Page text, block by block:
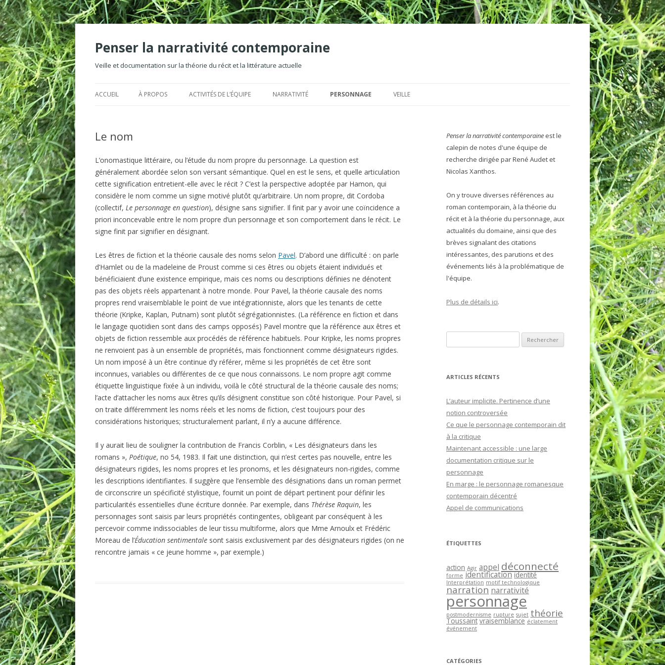
Penser la narrativité contemporaine
Veille et documentation sur la théorie du récit et la littérature actuelle
au
ACCUEIL À PROPOS ACTIVITÉS DE L’ÉQUIPE NARRATIVITÉ
HEINEN ET SOMMER
HUGLO
MOLINO ET LAFHAIL-MOLINO
RABATEL
RICOEUR
VILLENEUVE
FABLE
HISTOIRE
INTRIGUE
NARRATIVITÉ
RÉCIT
PERSONNAGE
GOLDMANN
GREIMAS
HAMON
JOUVE
LOTMAN
PAVEL
RICARDOU
ROBBE-GRILLET
ANTHROPOMORPHISME
CARACTÉRISATION
CATÉGORISATION
HÉROS
LE NOM
VEILLE
PARUTIONS 2013
PARUTIONS 2011
PARUTIONS 2005
PARUTIONS 2002
SITES DE RÉFÉRENCE
Le nom
L’onomastique littéraire, ou l’étude du nom propre du personnage. La question est
généralement abordée selon son versant sémantique. Quel en est le sens, et quelle articulation
cette signification entretient-elle avec le récit ? C’est la perspective adoptée par Hamon, qui
considère le nom comme un signe motivé plutôt qu’arbitraire. Un nom propre, dit Cordoba
(collectif, Le personnage en question), désigne sans signifier. Il finit par y avoir une coïncidence a
priori inconcevable entre le nom propre d’un personnage et son comportement dans le récit. Le
signe finit par signifier en désignant.
Les êtres de fiction et la théorie causale des noms selon Pavel. D’abord une difficulté : on parle
d’Hamlet ou de la madeleine de Proust comme si ces êtres ou objets étaient individués et
bénéficiaient d’une existence empirique, mais ces noms ou descriptions définies ne dénotent
pas des objets réels appartenant à notre monde. Pour Pavel, la théorie causale des noms
propres rend vraisemblable le point de vue intégrationniste, alors que les tenants de cette
théorie (Kripke, Kaplan, Putnam) sont plutôt ségrégationnistes. (La référence en fiction et dans
le langage quotidien sont dans des camps opposés) Pavel montre que la référence aux êtres et
objets de fiction ressemble aux procédés de référence habituels. Pour Kripke, les noms propres
ne renvoient pas à un ensemble de propriétés, mais fonctionnent comme désignateurs rigides.
Un nom imposé à un être continue d’y référer, même si les propriétés de cet être sont
inconnues, variables ou différentes de ce que nous connaissons. Le nom propre agit comme
étiquette linguistique fixée à un individu, voilà le côté structural de la théorie causale des noms;
l’acte d’attacher les noms aux êtres qu’ils désignent constitue son côté historique. Pour Pavel, si
on traite différemment les noms réels et les noms de fiction, c’est toujours pour des
considérations historiques; structuralement parlant, il n’y a aucune différence.
Il y aurait lieu de souligner la contribution de Francis Corblin, « Les désignateurs dans les
romans », Poétique, no 54, 1983. Il fait une distinction, qui n’est certes pas nouvelle, entre les
désignateurs rigides, les noms propres et les pronoms, et les désignateurs non-rigides, comme
les descriptions identifiantes. Il suggère que l’ensemble des désignations dans un roman permet
de circonscrire un spécificité stylistique, fournit un point de départ pertinent pour définir les
particularités essentielles d’une écriture donnée. Par exemple, dans Thérèse Raquin, les
personnages sont saisis par leurs propriétés contingentes, obligeant par conséquent à les
percevoir comme indissociables de leur tissu multiforme, alors que Mme Arnoulx et Frédéric
Moreau de l’Éducation sentimentale sont saisis exclusivement par des désignateurs rigides (on ne
rencontre jamais « ce jeune homme », par exemple.)
Penser la narrativité contemporaine est le
calepin de notes d'une équipe de
recherche dirigée par René Audet et
Nicolas Xanthos.
On y trouve diverses références au
roman contemporain, à la théorie du
récit et à la théorie du personnage, aux
actualités du domaine, ainsi que des
brèves signalant des citations
intéressantes, des parutions et des
événements liés à la problématique de
l'équipe.
Plus de détails ici.
ARTICLES RÉCENTS
L’auteur implicite. Pertinence d’une
notion controversée
Ce que le personnage contemporain dit
à la critique
Maintenant accessible : une large
documentation critique sur le
personnage
En marge : le personnage romanesque
contemporain décentré
Appel de communications
ÉTIQUETTES
action Agir appel déconnecté
forme identification identité
Interprétation motif technologique
narration narrativité
personnage
postmodernisme rupture sujet théorie
Toussaint vraisemblance éclatement
événement
CATÉGORIES